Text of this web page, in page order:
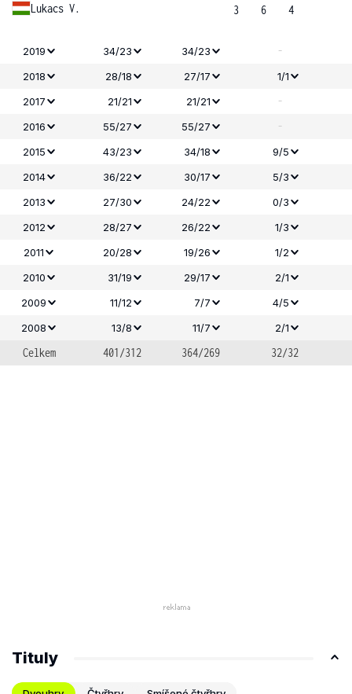
Lukacs V.
3
6
4
2019 34/23 34/23 -
2018 28/18 27/17
1/1
2017
21/21 21/21 -
2016 55/27 55/27 -
2015 43/23 34/18
9/5
2014
36/22 30/17
5/3
2013
27/30 24/22 0/3
2012
28/27 26/22
1/3
2011
20/28 19/26
1/2
2010
31/19 29/17
2/1
2009
11/12 7/7
4/5
2008
13/8 11/7 2/1
Celkem 401/312 364/269 32/32
Tituly